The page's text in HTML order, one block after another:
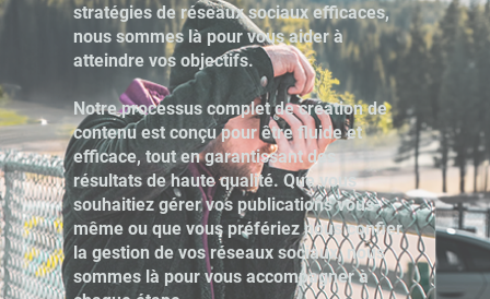
stratégies de réseaux sociaux efficaces,
nous sommes là pour vous aider à
atteindre vos objectifs.
Notre processus complet de création de
contenu est conçu pour être fluide et
efficace, tout en garantissant des
résultats de haute qualité. Que vous
souhaitiez gérer vos publications vous-
même ou que vous préfériez nous confier
la gestion de vos réseaux sociaux, nous
sommes là pour vous accompagner à